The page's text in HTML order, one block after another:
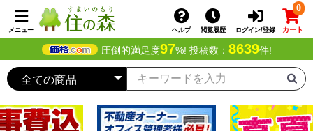
メニュー ヘルプ 閲覧履歴 ログイン/登録
0
カート
圧倒的満足度97%! 投稿数： 8639件!